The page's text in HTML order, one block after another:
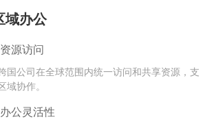
域办公
源访问
国公司在全球范围内统一访问和共享资源，支
域协作。
公灵活性